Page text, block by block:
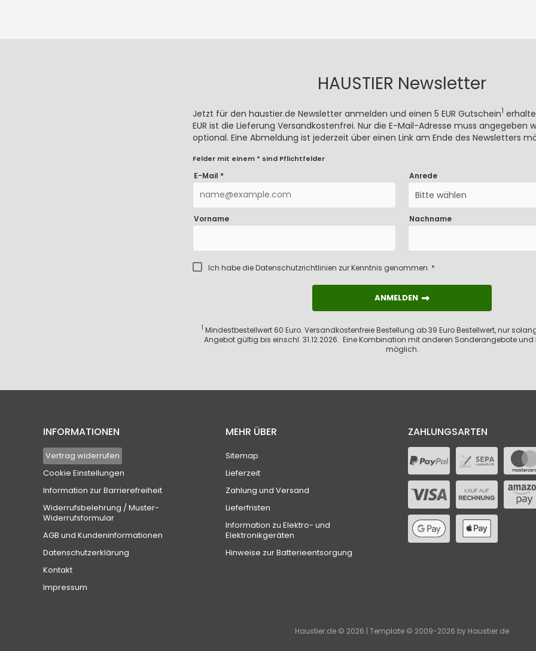
HAUSTIER Newsletter
Jetzt für den haustier.de Newsletter anmelden und einen 5 EUR Gutschein1
EUR ist die Lieferung Versandkostenfrei. Nur die E-Mail-Adresse muss angegeben
optional. Eine Abmeldung ist jederzeit über einen Link am Ende des Newsletters
Felder mit einem * sind Pflichtfelder
E-Mail * Anrede
Bitte wählen
Vorname Nachname
Ich habe dieDatenschutzrichtlinien zur Kenntnis genommen. *
ANMELDEN
ANMELDEN
1 Mindestbestellwert 60 Euro. Versandkostenfreie Bestellung ab 39 Euro Bestellwert, nur
Angebot gültig bis einschl. 31.12.2026. Eine Kombination mit anderen Sonderangebote
möglich.
INFORMATIONEN
Vertrag widerrufen
Cookie Einstellungen
Information zur Barrierefreiheit
Widerrufsbelehrung / Muster-
Widerrufsformular
AGB und Kundeninformationen
Datenschutzerklärung
Kontakt
Impressum
MEHR ÜBER
Sitemap
Lieferzeit
Zahlung und Versand
Lieferfristen
Information zu Elektro- und
Elektronikgeräten
Hinweise zur Batterieentsorgung
ZAHLUNGSARTEN
Haustier.de © 2026 | Template © 2009-2026 by Haustier.de